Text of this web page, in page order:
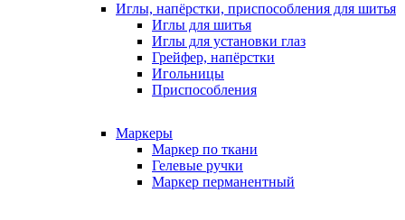
Иглы, напёрстки, приспособления для шитья
Иглы для шитья
Иглы для установки глаз
Грейфер, напёрстки
Игольницы
Приспособления
Маркеры
Маркер по ткани
Гелевые ручки
Маркер перманентный